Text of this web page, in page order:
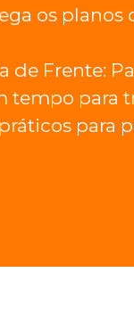
os planos
de Frente:
tempo para
para